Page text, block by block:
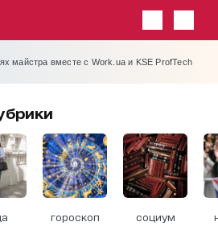
майстра вместе с Work.ua и KSE ProfTech
гороскоп социум